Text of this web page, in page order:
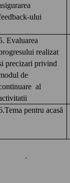
ului
Evaluarea
realizat
precizari privind
de
al
pentru acasă
.